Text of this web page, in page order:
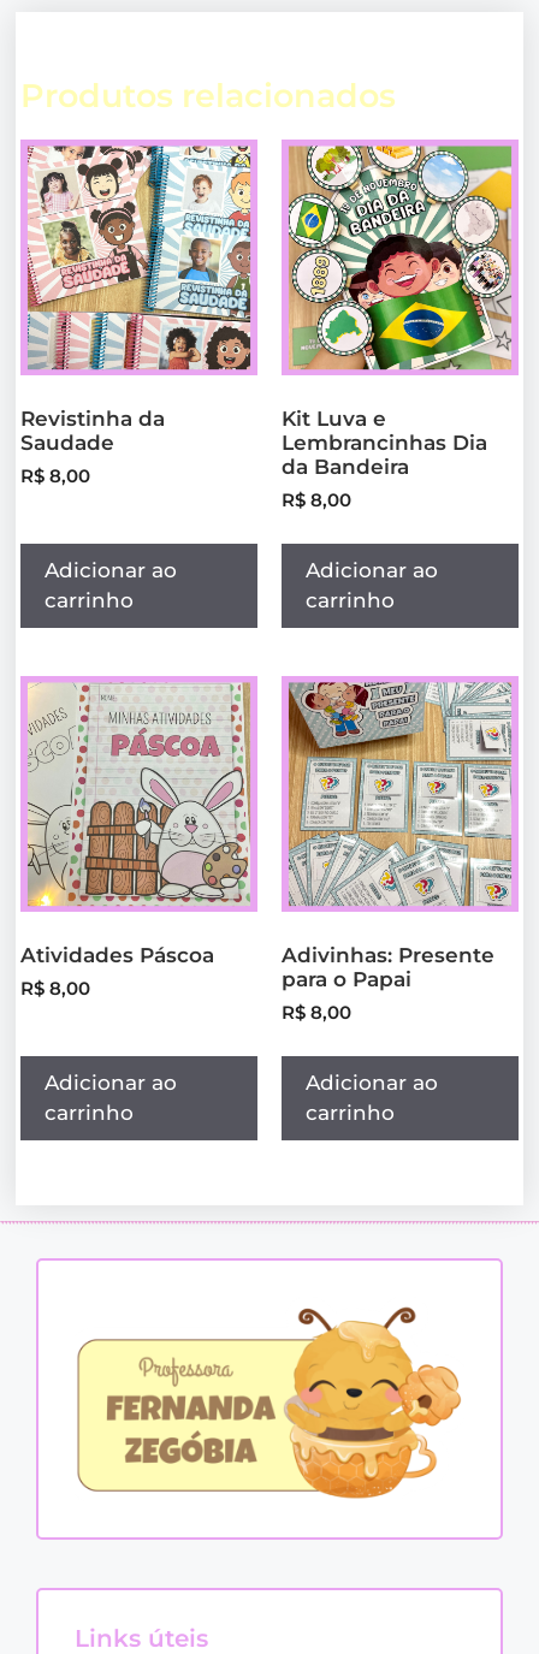
Produtos relacionados
Revistinha da
Saudade
R$ 8,00
Adicionar ao
carrinho
Kit Luva e
Lembrancinhas Dia
da Bandeira
R$ 8,00
Adicionar ao
carrinho
Atividades Páscoa
R$ 8,00
Adicionar ao
carrinho
Adivinhas: Presente
para o Papai
R$ 8,00
Adicionar ao
carrinho
Links úteis